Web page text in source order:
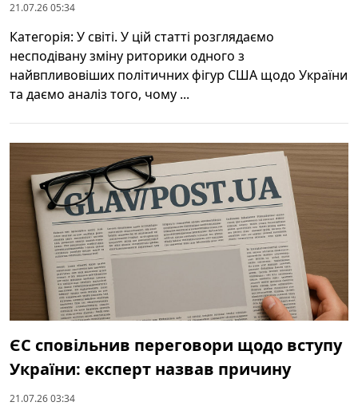
21.07.26 05:34
Категорія: У світі. У цій статті розглядаємо
несподівану зміну риторики одного з
найвпливовіших політичних фігур США щодо України
та даємо аналіз того, чому ...
ЄС сповільнив переговори щодо вступу
України: експерт назвав причину
21.07.26 03:34